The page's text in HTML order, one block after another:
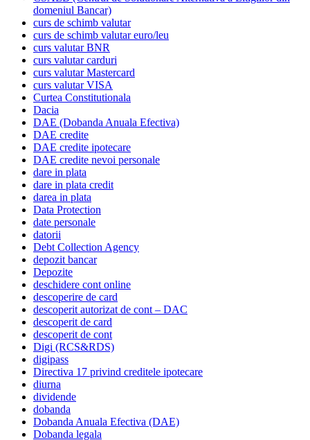
domeniul Bancar)
curs de schimb valutar
curs de schimb valutar euro/leu
curs valutar BNR
curs valutar carduri
curs valutar Mastercard
curs valutar VISA
Curtea Constitutionala
Dacia
DAE (Dobanda Anuala Efectiva)
DAE credite
DAE credite ipotecare
DAE credite nevoi personale
dare in plata
dare in plata credit
darea in plata
Data Protection
date personale
datorii
Debt Collection Agency
depozit bancar
Depozite
deschidere cont online
descoperire de card
descoperit autorizat de cont – DAC
descoperit de card
descoperit de cont
Digi (RCS&RDS)
digipass
Directiva 17 privind creditele ipotecare
diurna
dividende
dobanda
Dobanda Anuala Efectiva (DAE)
Dobanda legala